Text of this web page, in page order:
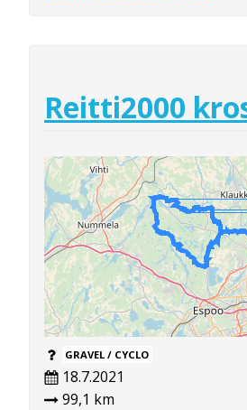
Reitti2000
GRAVEL / CYCLO
18.7.2021
99,1 km